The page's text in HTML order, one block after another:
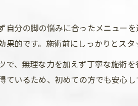
ステで部分痩せを目指す人へのアド
群馬エステで部分痩せしたい人の施術
ステ脚瘦せで太ももやふくらはぎも
ステ利用で脚痩せ効果を最大化する
分の脚の悩みに合ったメニュー
的です。施術前にしっかりとス
、無理な力を加えず丁寧な施術
いるため、初めての方でも安心し